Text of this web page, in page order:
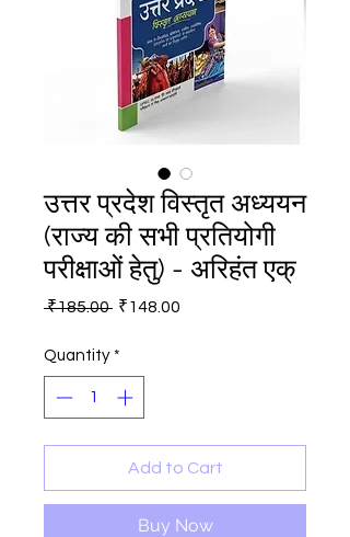
उत्तर प्रदेश विस्तृत अध्ययन
(राज्य की सभी प्रतियोगी
परीक्षाओं हेतु) - अरिहंत एक्
₹185.00 Regular
₹148.00
Quantity *
Add to Cart
Buy Now